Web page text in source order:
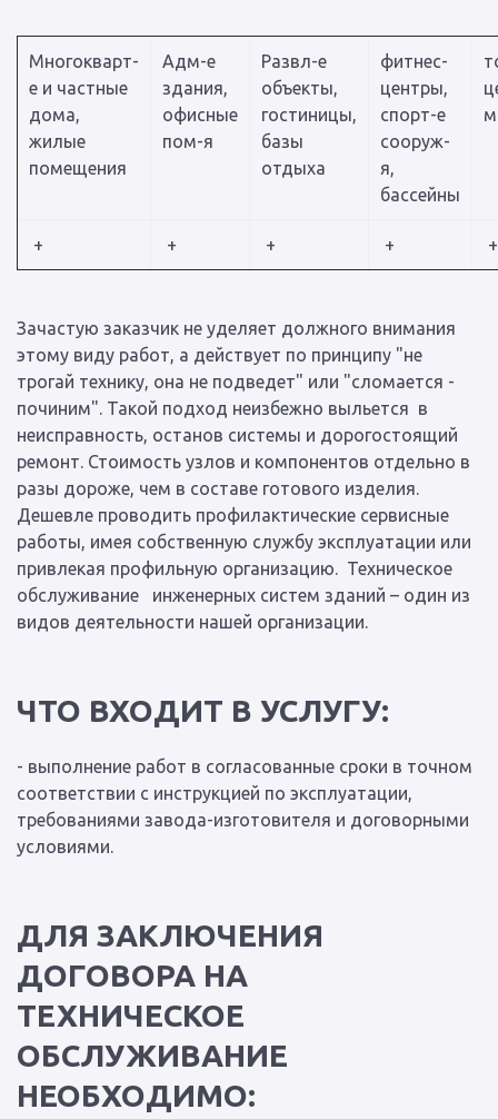
Многокварт-
е и частные
дома,
жилые
помещения
Адм-е
здания,
офисные
пом-я
Развл-е
объекты,
гостиницы,
базы
отдыха
фитнес-
центры,
спорт-е
сооруж-
я,
бассейны
+ + + + +
Зачастую заказчик не уделяет должного внимания
этому виду работ, а действует по принципу "не
трогай технику, она не подведет" или "сломается -
починим". Такой подход неизбежно выльется в
неисправность, останов системы и дорогостоящий
ремонт. Стоимость узлов и компонентов отдельно в
разы дороже, чем в составе готового изделия.
Дешевле проводить профилактические сервисные
работы, имея собственную службу эксплуатации или
привлекая профильную организацию. Техническое
обслуживание инженерных систем зданий – один из
видов деятельности нашей организации.
ЧТО ВХОДИТ В УСЛУГУ:
- выполнение работ в согласованные сроки в точном
соответствии с инструкцией по эксплуатации,
требованиями завода-изготовителя и договорными
условиями.
ДЛЯ ЗАКЛЮЧЕНИЯ
ДОГОВОРА НА
ТЕХНИЧЕСКОЕ
ОБСЛУЖИВАНИЕ
НЕОБХОДИМО: